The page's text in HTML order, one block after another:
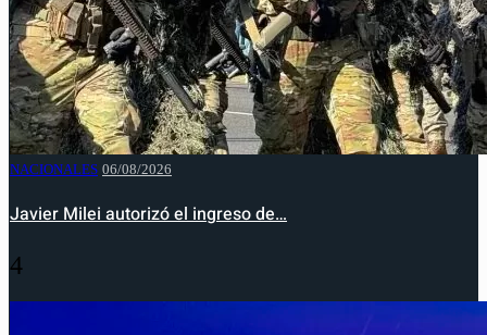
NACIONALES 06/08/2026
Javier Milei autorizó el ingreso de…
4